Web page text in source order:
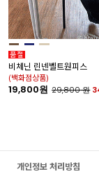
비체닌 린넨벨트원피스
(백화점상품)
19,800원 29,800원
개인정보 처리방침